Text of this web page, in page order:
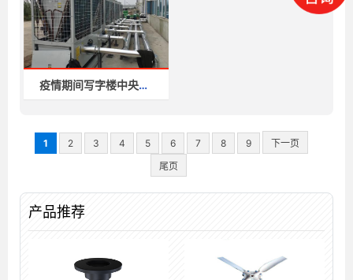
疫情期间写字楼中央空调和供暖
1 2 3 4 5 6 7 8 9
下一页
尾页
产品推荐